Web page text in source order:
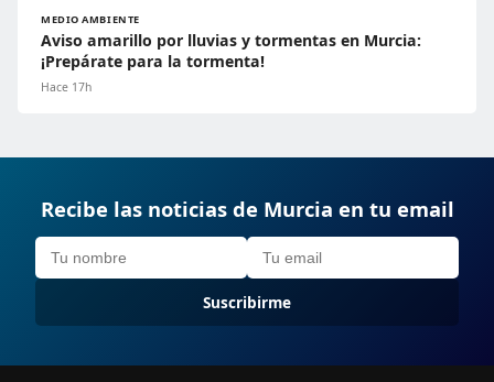
MEDIO AMBIENTE
Aviso amarillo por lluvias y tormentas en Murcia:
¡Prepárate para la tormenta!
Hace 17h
Recibe las noticias de Murcia en tu email
Suscribirme